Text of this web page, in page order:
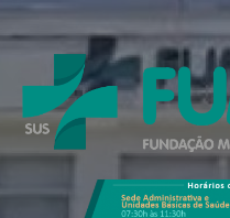
to